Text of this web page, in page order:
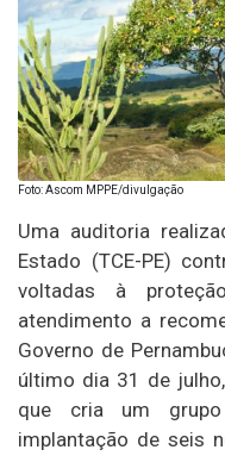
Foto: Ascom MPPE/divulgação
Uma auditoria
Estado (TCE-PE)
voltadas à
atendimento a
Governo de
último dia 31 de
que cria um
implantação de seis